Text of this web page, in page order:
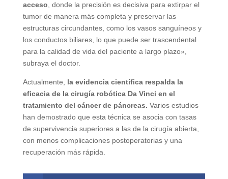
acceso , donde la precisión es decisiva para extirpar el
tumor de manera más completa y preservar las
estructuras circundantes, como los vasos sanguíneos y
los conductos biliares, lo que puede ser trascendental
para la calidad de vida del paciente a largo plazo»,
subraya el doctor.
Actualmente, la evidencia científica respalda la
eficacia de la cirugía robótica Da Vinci en el
tratamiento del cáncer de páncreas. Varios estudios
han demostrado que esta técnica se asocia con tasas
de supervivencia superiores a las de la cirugía abierta,
con menos complicaciones postoperatorias y una
recuperación más rápida.